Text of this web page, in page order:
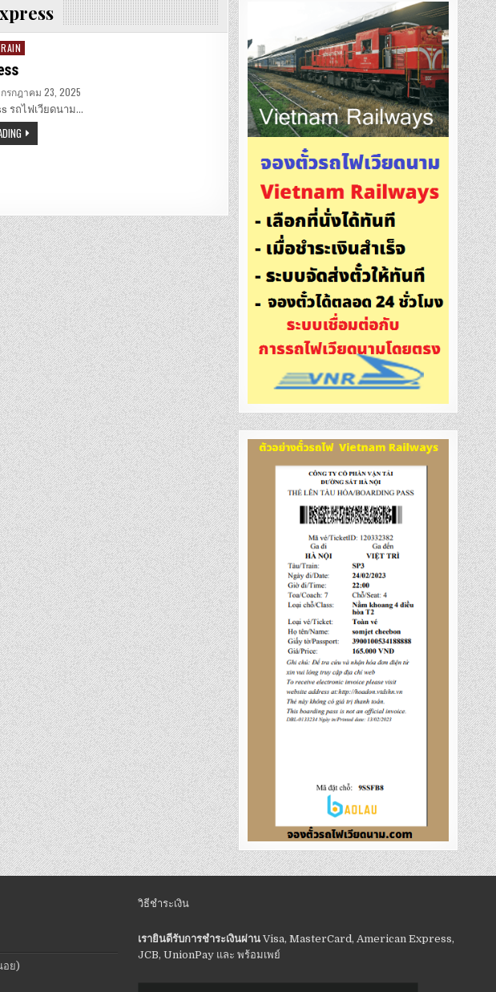
กรกฎาคม 23, 2025
รถไฟเวียดนาม…
อย)
วิธีชำระเงิน
เรายินดีรับการชำระเงินผ่าน Visa, MasterCard, American Express,
JCB, UnionPay และ พร้อมเพย์